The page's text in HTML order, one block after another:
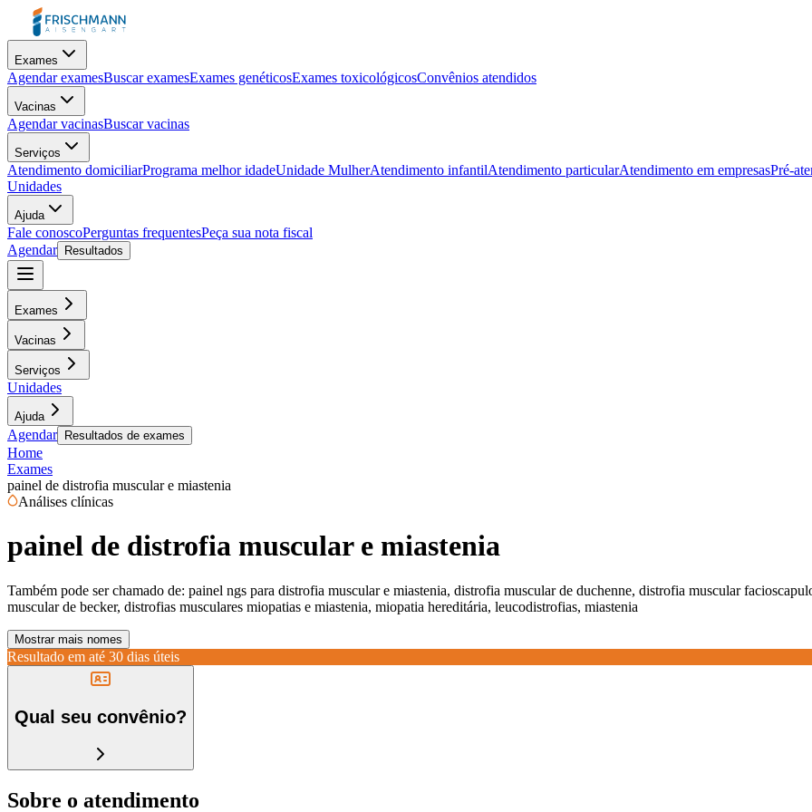
Exames
Agendar examesBuscar examesExames genéticosExames toxicológicosConvênios atendidos
Vacinas
Agendar vacinasBuscar vacinas
Serviços
Atendimento domiciliarPrograma melhor idadeUnidade MulherAtendimento infantilAtendimento particularAtendimento em empresasPré-
Unidades
Ajuda
Fale conoscoPerguntas frequentesPeça sua nota fiscal
Agendar
Resultados
Exames
Vacinas
Serviços
Unidades
Ajuda
Agendar Resultados de exames
Home
Exames
painel de distrofia muscular e miastenia
Análises clínicas
painel de distrofia muscular e miastenia
Também pode ser chamado de: painel ngs para distrofia muscular e miastenia, distrofia muscular de duchenne, distrofia muscular
muscular de becker, distrofias musculares miopatias e miastenia, miopatia hereditária, leucodistrofias, miastenia
Mostrar mais nomes
Resultado em até 30 dias úteis
Qual seu convênio?
Sobre o atendimento